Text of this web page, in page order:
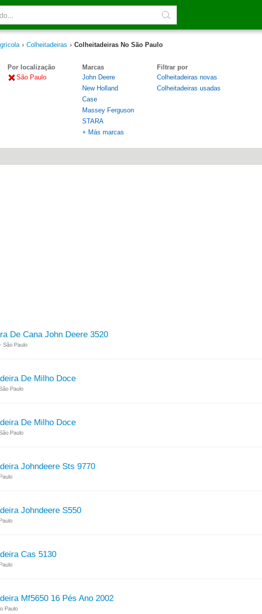
› Colheitadeiras › Colheitadeiras No São Paulo
Por localização
São Paulo
Marcas
John Deere
New Holland
Case
Massey Ferguson
STARA
+ Más marcas
Filtrar por
Colheitadeiras novas
Colheitadeiras usadas
De Cana John Deere 3520
São Paulo
De Milho Doce
Paulo
De Milho Doce
Paulo
Johndeere Sts 9770
Johndeere S550
Cas 5130
Mf5650 16 Pés Ano 2002
Paulo